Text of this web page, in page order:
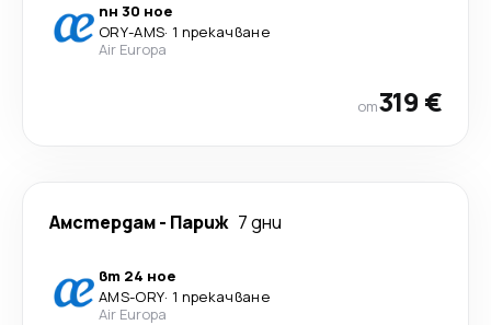
пн 30 ное
ORY-AMS· 1 прекачване
Air Europa
от319 €
Амстердам- Париж 7 дни
вт 24 ное
AMS-ORY· 1 прекачване
Air Europa